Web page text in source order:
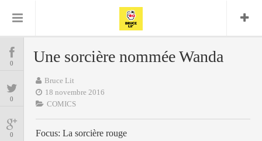
COMICS
MANGAS
BD
0
0
0
Une sorcière nommée Wanda
Bruce Lit
18 novembre 2016
COMICS
Focus: La sorcière rouge
Comics
Daredevil
Delcourt
Encyclopegeek
Replay
Focus Frank Miller Garth Ennis
Glénat Graphic Novel
Independants JB Vu Van JP
Nguyen Lug Mangas